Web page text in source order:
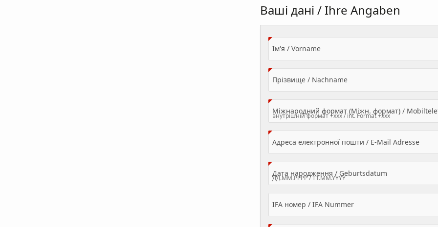
Ваші дані / Ihre Angaben
Ім'я / Vorname(Value Required)
Прізвище / Nachname(Value Required)
Міжнародний формат (Міжн. формат) /
Адреса електронної пошти / E-Mail Adresse
Дата народження / Geburtsdatum
IFA номер / IFA Nummer